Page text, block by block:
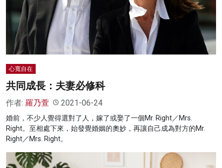
心寬自在
共同成長：夫妻必修科
作者: 羅乃萱 2021-06-24
婚前，不少人覺得選對了人，嫁了或娶了一個Mr. Right／Mrs.
Right。至相處下來，始發覺婚姻的奧妙，再讓自己成為對方的Mr.
Right／Mrs. Right。